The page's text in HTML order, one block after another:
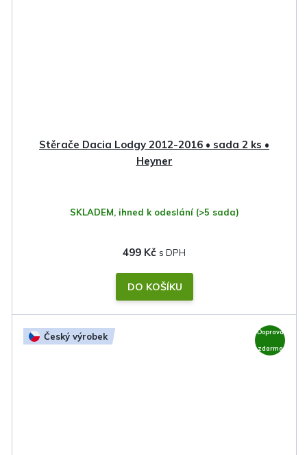
Stěrače Dacia Lodgy 2012-2016 • sada 2 ks •
Heyner
SKLADEM, ihned k odeslání (>5 sada)
499 Kč
DO KOŠÍKU
Český výrobek Doprava
zdarma